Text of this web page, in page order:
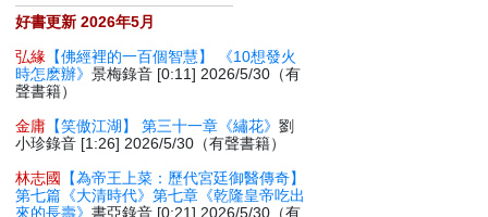
好書更新 2026年5月
弘緣 【佛經裡的一百個智慧】 《10想發火
時怎麽辦》景梅錄音 [0:11] 2026/5/30（有
聲書籍）
金庸 【笑傲江湖】 第三十一章《繡花》劉
小珍錄音 [1:26] 2026/5/30（有聲書籍）
林志國
【為帝王上菜：歷代宮廷御醫傳奇】
第七篇《大清時代》第七章《乾隆皇帝吃出
來的長壽》書亞錄音 [0:21] 2026/5/30（有